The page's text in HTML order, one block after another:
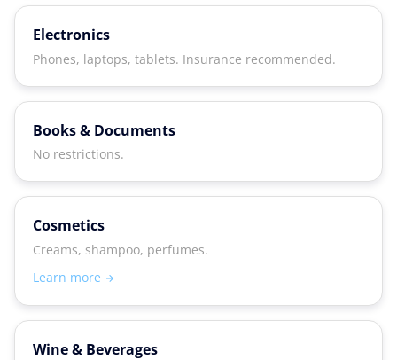
Electronics
Phones, laptops, tablets. Insurance recommended.
Books & Documents
No restrictions.
Cosmetics
Creams, shampoo, perfumes.
Learn more
Wine & Beverages